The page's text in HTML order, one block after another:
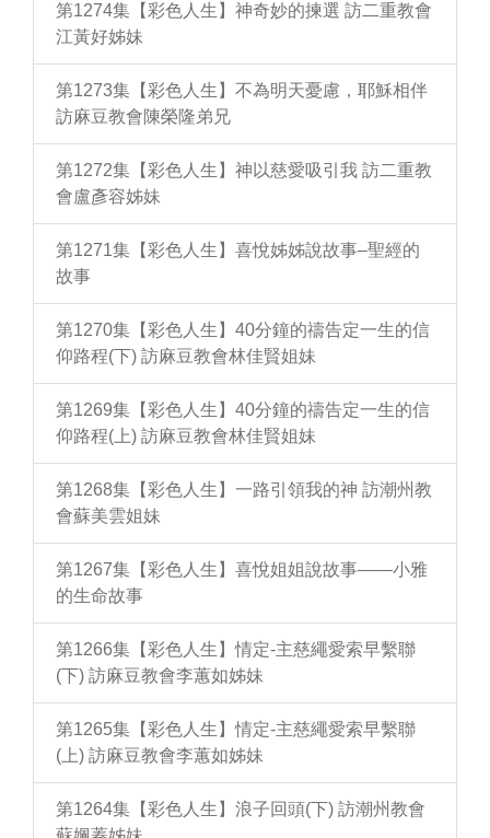
第1274集【彩色人生】神奇妙的揀選 訪二重教會
江黃好姊妹
第1273集【彩色人生】不為明天憂慮，耶穌相伴
訪麻豆教會陳榮隆弟兄
第1272集【彩色人生】神以慈愛吸引我 訪二重教
會盧彥容姊妹
第1271集【彩色人生】喜悅姊姊說故事–聖經的
故事
第1270集【彩色人生】40分鐘的禱告定一生的信
仰路程(下) 訪麻豆教會林佳賢姐妹
第1269集【彩色人生】40分鐘的禱告定一生的信
仰路程(上) 訪麻豆教會林佳賢姐妹
第1268集【彩色人生】一路引領我的神 訪潮州教
會蘇美雲姐妹
第1267集【彩色人生】喜悅姐姐說故事——小雅
的生命故事
第1266集【彩色人生】情定-主慈繩愛索早繫聯
(下) 訪麻豆教會李蕙如姊妹
第1265集【彩色人生】情定-主慈繩愛索早繫聯
(上) 訪麻豆教會李蕙如姊妹
第1264集【彩色人生】浪子回頭(下) 訪潮州教會